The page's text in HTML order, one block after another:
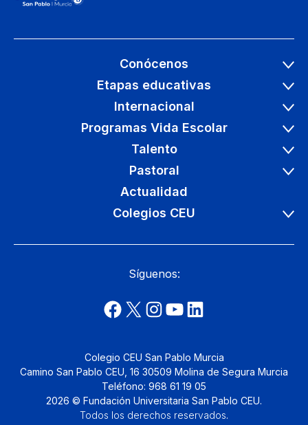
Conócenos
Etapas educativas
Internacional
Programas Vida Escolar
Talento
Pastoral
Actualidad
Colegios CEU
Síguenos:
Colegio CEU San Pablo Murcia
Camino San Pablo CEU, 16 30509 Molina de Segura Murcia
Teléfono: 968 61 19 05
2026 © Fundación Universitaria San Pablo CEU.
Todos los derechos reservados.